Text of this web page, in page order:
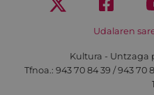
Udalaren
Kultura - Untzaga
Tfnoa.: 943 70 84 39 / 943 70